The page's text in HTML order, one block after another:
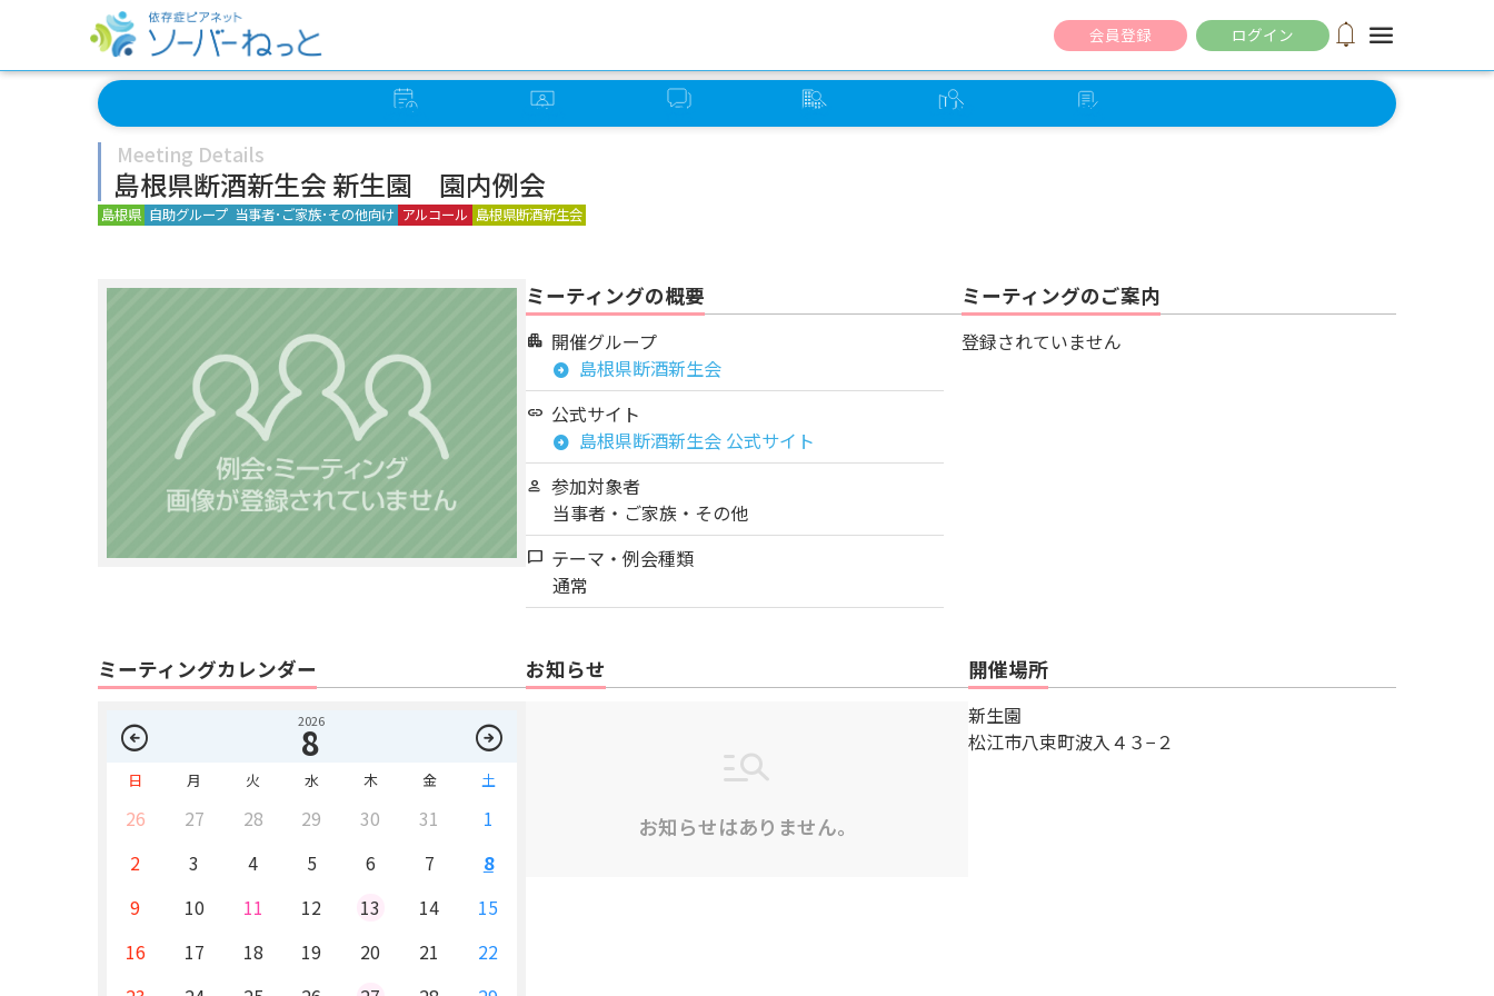
会員登録 ログイン notifications menu
イベント オンライン ソーバー グループ ミーティング セルフ
Meeting Details
島根県断酒新生会 新生園 園内例会
島根県 自助グループ 当事者･ご家族･その他向け アルコール 島根県断酒新生会
ミーティングの概要
apartment 開催グループ
arrow_circle_right 島根県断酒新生会
link 公式サイト
arrow_circle_right 島根県断酒新生会 公式サイト
person 参加対象者
当事者・ご家族・その他
chat_bubble テーマ・例会種類
通常
ミーティングのご案内
登録されていません
ミーティングカレンダー
arrow_circle_left 2026
8 arrow_circle_right
日 月 火 水 木 金 土
26 27 28 29 30 31
1
2
3 4 5 6 7
8
9
10 11 12 13 14
15
16
17 18 19 20 21
22
お知らせ
お知らせはありません。
開催場所
新生園
松江市八束町波入４３−２